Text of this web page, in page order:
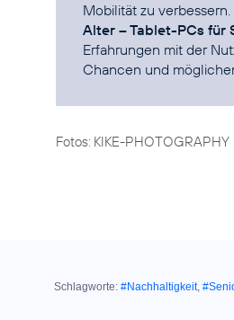
Mobilität zu
Alter – Tablet-PCs für
Erfahrungen mit der
Chancen und
Fotos: KIKE-PHOTOGRAPHY
Schlagworte: #Nachhaltigkeit,